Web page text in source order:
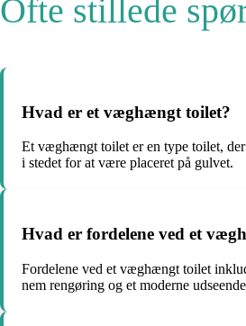
Ofte stillede
Hvad er et væghængt toilet?
Et væghængt toilet er en type toilet,
i stedet for at være placeret på gulvet.
Hvad er fordelene ved et
Fordelene ved et væghængt toilet
nem rengøring og et moderne